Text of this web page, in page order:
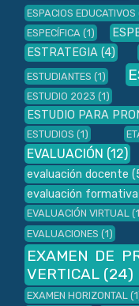
ESPACIOS EDUCATIVOS
ESPECÍFICA (1)
ESTRATEGIA (4)
ESTUDIANTES (1)
ESTUDIO 2023 (1)
ESTUDIO PARA
ESTUDIOS (1)
EVALUACIÓN (12)
evaluación docente
evaluación formativa
EVALUACIÓN VIRTUAL
EVALUACIONES (1)
EXAMEN DE
VERTICAL (24)
EXAMEN HORIZONTAL